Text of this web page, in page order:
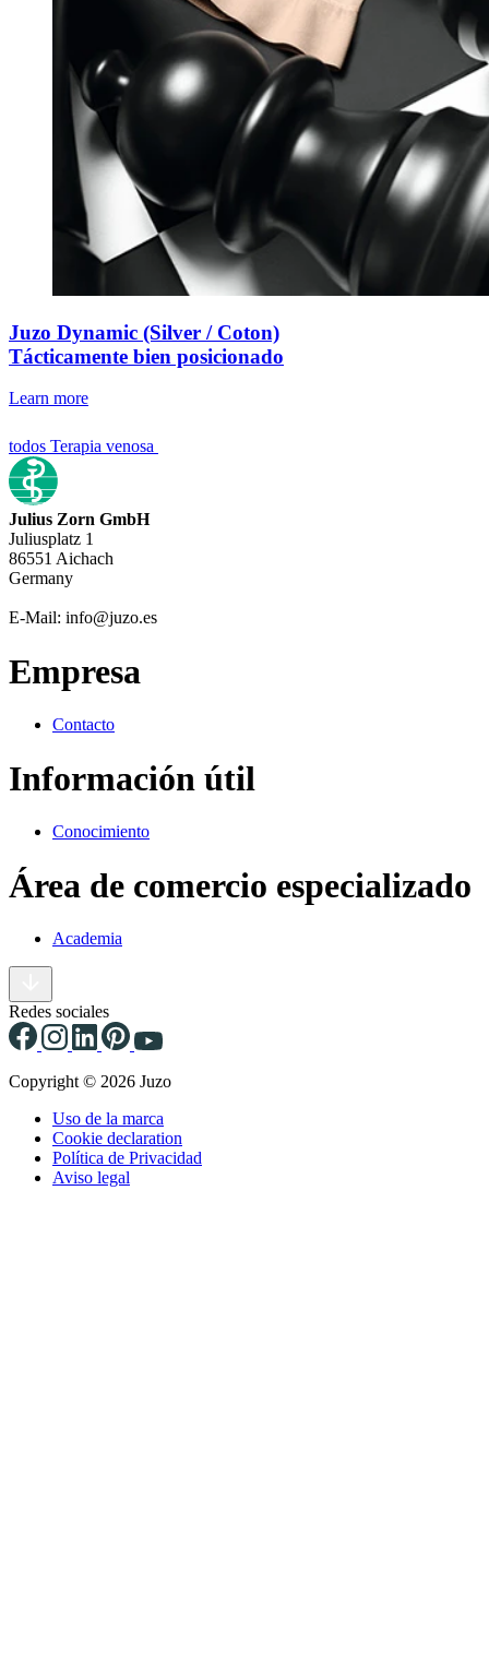
Juzo Dynamic (Silver / Coton)
Tácticamente bien posicionado
Learn more
todos Terapia venosa
Julius Zorn GmbH
Juliusplatz 1
86551 Aichach
Germany
E-Mail: info@juzo.es
Empresa
Contacto
Información útil
Conocimiento
Área de comercio especializado
Academia
Redes sociales
Copyright © 2026 Juzo
Uso de la marca
Cookie declaration
Política de Privacidad
Aviso legal